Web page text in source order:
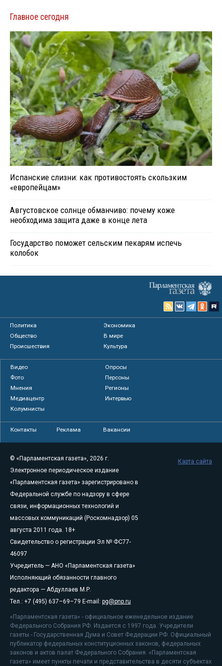
Главное сегодня
Испанские слизни: как противостоять скользким
«европейцам»
Августовское солнце обманчиво: почему коже
необходима защита даже в конце лета
Государство поможет сельским пекарям испечь
колобок
Политика
Экономика
Общество
В мире
Происшествия
Культура
Видео
Опросы
Фото
Персоны
Мнения
Регионы
Медиацентр
Интервью
Колумнисты
Контакты Реклама Вакансии
© «Парламентская газета», 2026 г.
Электронное периодическое издание
«Парламентская газета» зарегистрировано в
Федеральной службе по надзору в сфере
связи, информационных технологий и
массовых коммуникаций (Роскомнадзор) 05
августа 2011 года. 18+
Свидетельство о регистрации Эл № ФС77-
46097
Учредитель — АНО «Парламентская газета»
Исполняющий обязанности главного
редактора — Абдуллаев М.Р.
Тел.: +7 (495) 637–69–79 E-mail: pg@pnp.ru
«Парламентская газета» - официальное еженедельное издание
Федерального Собрания РФ. Издается с 1997 года. Учредители
газеты - Государственная Дума и Совет Федерации РФ. Официальный
публикатор федеральных конституционных законов, федеральных
законов и актов палат Федерального Собрания. «Парламентская
газета» имеет пункты печати и представительства в десяти субъектах
Карта сайта